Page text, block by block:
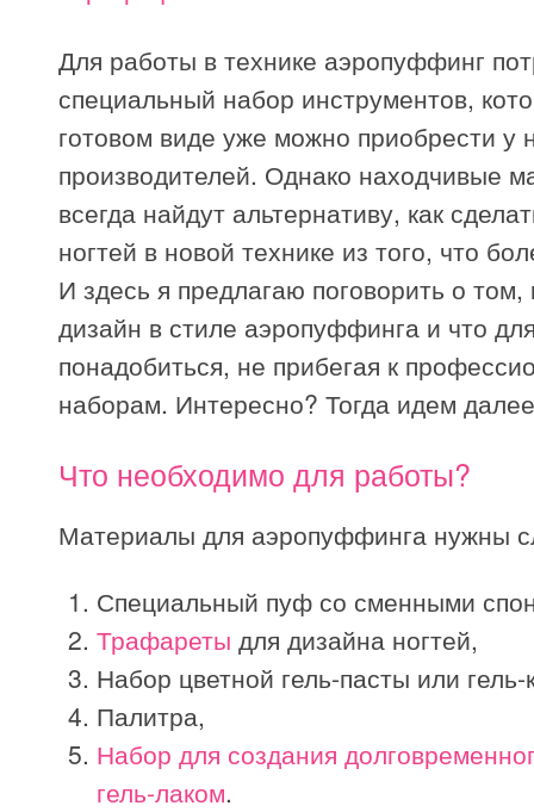
Для работы в технике аэропуффинг
специальный набор инструментов,
готовом виде уже можно приобрести у
производителей. Однако находчивые
всегда найдут альтернативу, как
ногтей в новой технике из того, что
И здесь я предлагаю поговорить о том,
дизайн в стиле аэропуффинга и что
понадобиться, не прибегая к
наборам. Интересно? Тогда идем
Что необходимо для работы?
Материалы для аэропуффинга нужны
Специальный пуф со сменными
Трафареты для дизайна ногтей,
Набор цветной гель-пасты или гель-
Палитра,
Набор для создания
гель-лаком.